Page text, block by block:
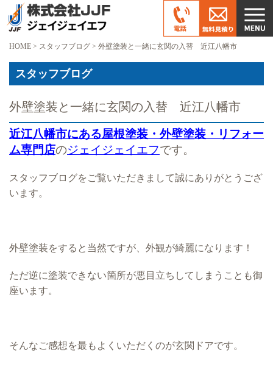
HOME > スタッフブログ > 外壁塗装と一緒に玄関の入替 近江八幡市
スタッフブログ
外壁塗装と一緒に玄関の入替 近江八幡市
近江八幡市にある屋根塗装・外壁塗装・リフォー
ム専門店のジェイジェイエフです。
スタッフブログをご覧いただきまして誠にありがとうござ
います。
外壁塗装をすると当然ですが、外観が綺麗になります！
ただ逆に塗装できない箇所が悪目立ちしてしまうことも御
座います。
そんなご感想を最もよくいただくのが玄関ドアです。